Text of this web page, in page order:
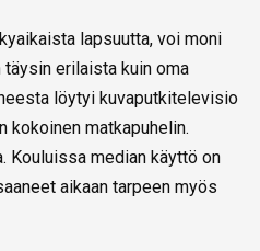
lapsuutta, voi moni
erilaista kuin oma
löytyi kuvaputkitelevisio
kokoinen matkapuhelin.
Kouluissa median käyttö on
aikaan tarpeen myös